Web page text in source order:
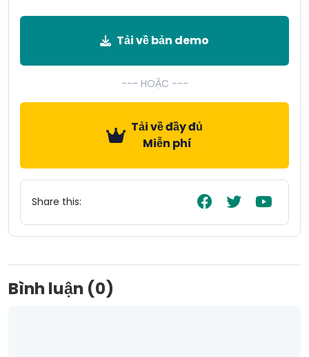
Tải về bản demo
--- HOẶC ---
Tải về đầy đủ
Miễn phí
Share this:
Bình luận (0)